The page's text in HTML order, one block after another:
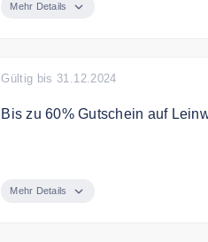
Mehr Details
Gültig bis 31.12.2024
Bis zu 60% Gutschein auf
Mehr Details